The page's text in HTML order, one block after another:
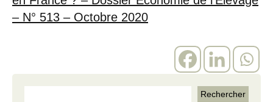
– N° 513 – Octobre 2020